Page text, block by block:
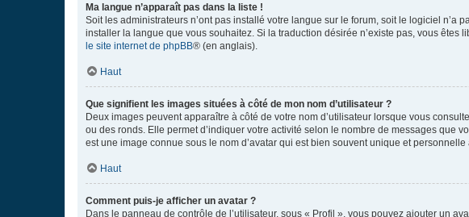
Ma langue n’apparaît pas dans la liste !
Soit les administrateurs n’ont pas installé votre langue sur le forum, soit le logiciel n’a
installer la langue que vous souhaitez. Si la traduction désirée n’existe pas, vous
le site internet de phpBB® (en anglais).
Haut
Que signifient les images situées à côté de mon nom d’utilisateur ?
Deux images peuvent apparaître à côté de votre nom d’utilisateur lorsque vous
ou des ronds. Elle permet d’indiquer votre activité selon le nombre de messages que
est une image connue sous le nom d’avatar qui est bien souvent unique et personnelle
Haut
Comment puis-je afficher un avatar ?
Dans le panneau de contrôle de l’utilisateur, sous « Profil », vous pouvez ajouter un